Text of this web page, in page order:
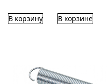
В корзину В корзине